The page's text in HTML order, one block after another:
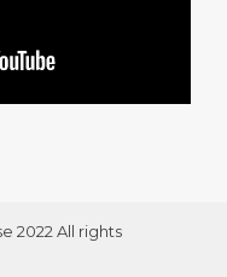
2022 All rights